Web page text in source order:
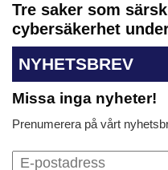
Tre saker som
cybersäkerhet
NYHETSBREV
Missa inga nyheter!
Prenumerera på vårt